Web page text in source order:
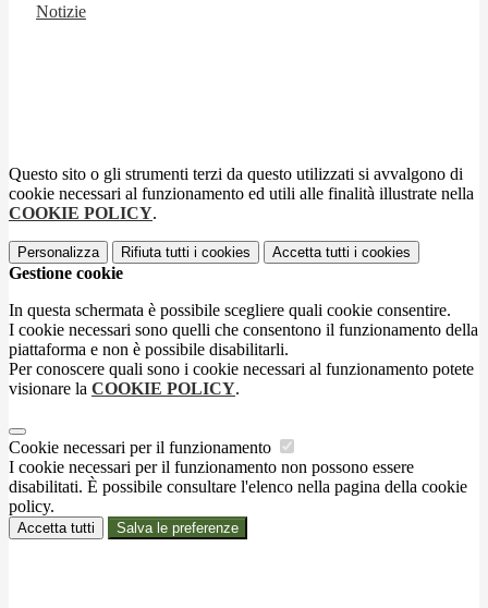
Notizie
Questo sito o gli strumenti terzi da questo utilizzati si avvalgono di
cookie necessari al funzionamento ed utili alle finalità illustrate nella
COOKIE POLICY.
Personalizza Rifiuta tutti i cookies Accetta tutti i cookies
Gestione cookie
In questa schermata è possibile scegliere quali cookie consentire.
I cookie necessari sono quelli che consentono il funzionamento della
piattaforma e non è possibile disabilitarli.
Per conoscere quali sono i cookie necessari al funzionamento potete
visionare la COOKIE POLICY.
Cookie necessari per il funzionamento
I cookie necessari per il funzionamento non possono essere
disabilitati. È possibile consultare l'elenco nella pagina della cookie
policy.
Accetta tutti Salva le preferenze